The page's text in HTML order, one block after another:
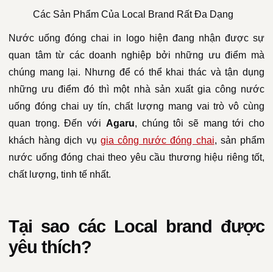
Các Sản Phẩm Của Local Brand Rất Đa Dạng
Nước uống đóng chai in logo hiện đang nhận được sự
quan tâm từ các doanh nghiệp bởi những ưu điểm mà
chúng mang lại. Nhưng để có thể khai thác và tận dụng
những ưu điểm đó thì một nhà sản xuất gia công nước
uống đóng chai uy tín, chất lượng mang vai trò vô cùng
quan trọng. Đến với Agaru, chúng tôi sẽ mang tới cho
khách hàng dịch vụ gia công nước đóng chai, sản phẩm
nước uống đóng chai theo yêu cầu thương hiệu riêng tốt,
chất lượng, tinh tế nhất.
Tại sao các Local brand được
yêu thích?